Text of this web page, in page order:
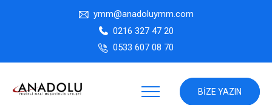
ymm@anadoluymm.com
0216 327 47 20
0533 607 08 70
BIZE YAZIN